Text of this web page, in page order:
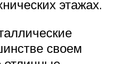
этажах.
своем